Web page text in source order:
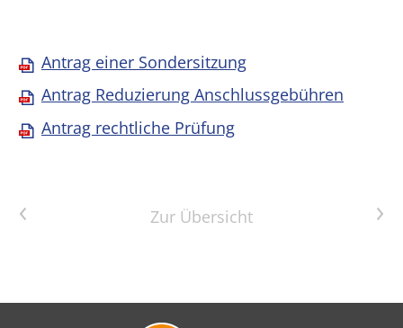
Antrag einer Sondersitzung
Antrag Reduzierung Anschlussgebühren
Antrag rechtliche Prüfung
Vorheriger Artikel Zur Übersicht Nächster Artikel